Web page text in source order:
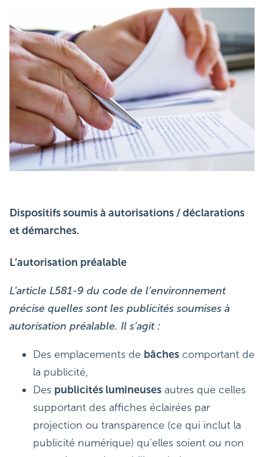
Dispositifs soumis à autorisations / déclarations
et démarches.
L’autorisation préalable
L’article L581-9 du code de l’environnement
précise quelles sont les publicités soumises à
autorisation préalable. Il s’agit :
Des emplacements de bâches comportant de
la publicité,
Des publicités lumineuses autres que celles
supportant des affiches éclairées par
projection ou transparence (ce qui inclut la
publicité numérique) qu’elles soient ou non